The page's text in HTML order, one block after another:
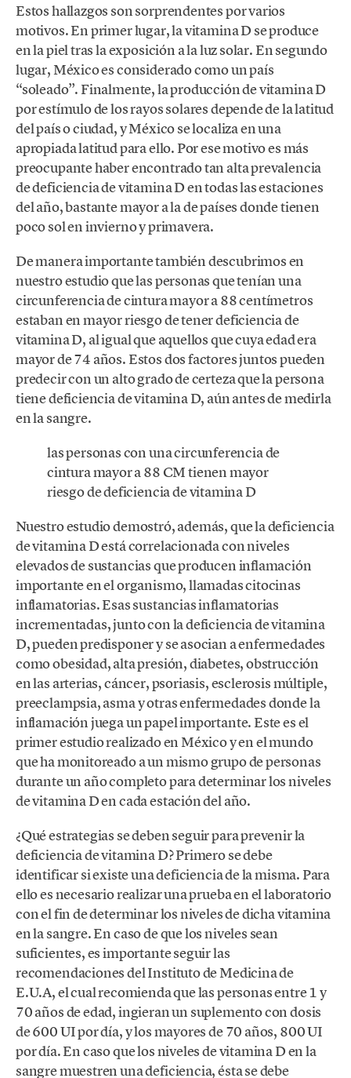
Estos hallazgos son sorprendentes por varios
motivos. En primer lugar, la vitamina D se produce
en la piel tras la exposición a la luz solar. En segundo
lugar, México es considerado como un país
“soleado”. Finalmente, la producción de vitamina D
por estímulo de los rayos solares depende de la latitud
del país o ciudad, y México se localiza en una
apropiada latitud para ello. Por ese motivo es más
preocupante haber encontrado tan alta prevalencia
de deficiencia de vitamina D en todas las estaciones
del año, bastante mayor a la de países donde tienen
poco sol en invierno y primavera.
De manera importante también descubrimos en
nuestro estudio que las personas que tenían una
circunferencia de cintura mayor a 88 centímetros
estaban en mayor riesgo de tener deficiencia de
vitamina D, al igual que aquellos que cuya edad era
mayor de 74 años. Estos dos factores juntos pueden
predecir con un alto grado de certeza que la persona
tiene deficiencia de vitamina D, aún antes de medirla
en la sangre.
las personas con una circunferencia de
cintura mayor a 88 CM tienen mayor
riesgo de deficiencia de vitamina D
Nuestro estudio demostró, además, que la deficiencia
de vitamina D está correlacionada con niveles
elevados de sustancias que producen inflamación
importante en el organismo, llamadas citocinas
inflamatorias. Esas sustancias inflamatorias
incrementadas, junto con la deficiencia de vitamina
D, pueden predisponer y se asocian a enfermedades
como obesidad, alta presión, diabetes, obstrucción
en las arterias, cáncer, psoriasis, esclerosis múltiple,
preeclampsia, asma y otras enfermedades donde la
inflamación juega un papel importante. Este es el
primer estudio realizado en México y en el mundo
que ha monitoreado a un mismo grupo de personas
durante un año completo para determinar los niveles
de vitamina D en cada estación del año.
¿Qué estrategias se deben seguir para prevenir la
deficiencia de vitamina D? Primero se debe
identificar si existe una deficiencia de la misma. Para
ello es necesario realizar una prueba en el laboratorio
con el fin de determinar los niveles de dicha vitamina
en la sangre. En caso de que los niveles sean
suficientes, es importante seguir las
recomendaciones del Instituto de Medicina de
E.U.A, el cual recomienda que las personas entre 1 y
70 años de edad, ingieran un suplemento con dosis
de 600 UI por día, y los mayores de 70 años, 800 UI
por día. En caso que los niveles de vitamina D en la
sangre muestren una deficiencia, ésta se debe